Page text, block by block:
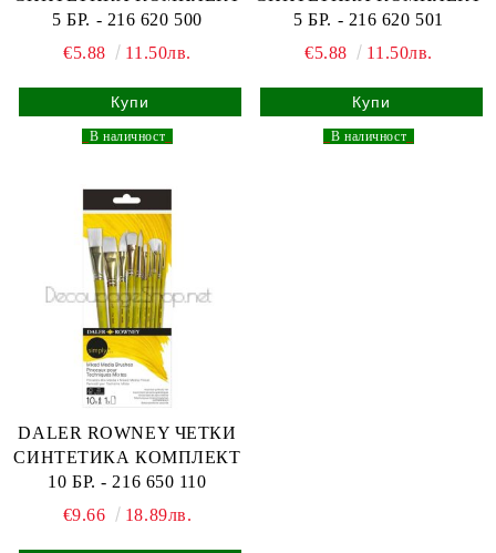
5 БР. - 216 620 500
€5.88
11.50лв.
В наличност
5 БР. - 216 620 501
€5.88
11.50лв.
В наличност
DALER ROWNEY ЧЕТКИ
СИНТЕТИКА КОМПЛЕКТ
10 БР. - 216 650 110
€9.66
18.89лв.